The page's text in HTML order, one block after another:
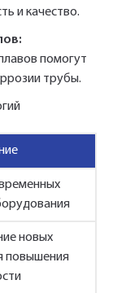
и качество.
помогут
трубы.
новых
повышения